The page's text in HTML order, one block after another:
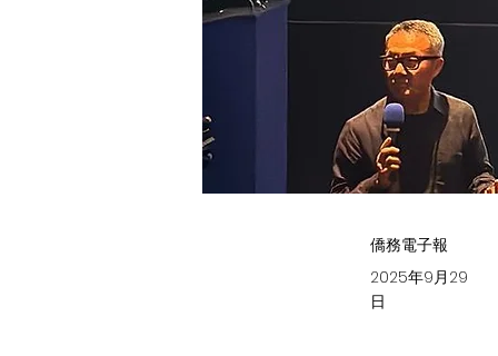
僑務電子報
2025年9月29
日